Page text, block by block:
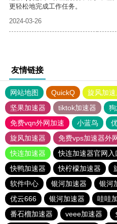
更轻松地完成工作任务。
2024-03-26
友情链接
网站地图 QuickQ 旋风加
坚果加速器
tiktok加速器
免费vqn外网加速
小蓝鸟
旋风加速器
免费vps加速器外
快连加速器
快连加速器官网入
快鸭加速器
快柠檬加速器
软件中心
银河加速器 银河
优云666
银河加速器 哇哇
番石榴加速器
veee加速器